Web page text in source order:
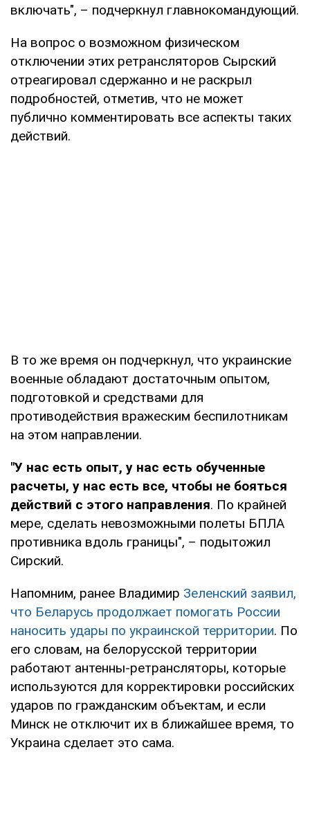
включать", – подчеркнул главнокомандующий.
На вопрос о возможном физическом
отключении этих ретрансляторов Сырский
отреагировал сдержанно и не раскрыл
подробностей, отметив, что не может
публично комментировать все аспекты таких
действий.
В то же время он подчеркнул, что украинские
военные обладают достаточным опытом,
подготовкой и средствами для
противодействия вражеским беспилотникам
на этом направлении.
"У нас есть опыт, у нас есть обученные
расчеты, у нас есть все, чтобы не бояться
действий с этого направления. По крайней
мере, сделать невозможными полеты БПЛА
противника вдоль границы", – подытожил
Сирский.
Напомним, ранее Владимир Зеленский заявил,
что Беларусь продолжает помогать России
наносить удары по украинской территории. По
его словам, на белорусской территории
работают антенны-ретрансляторы, которые
используются для корректировки российских
ударов по гражданским объектам, и если
Минск не отключит их в ближайшее время, то
Украина сделает это сама.